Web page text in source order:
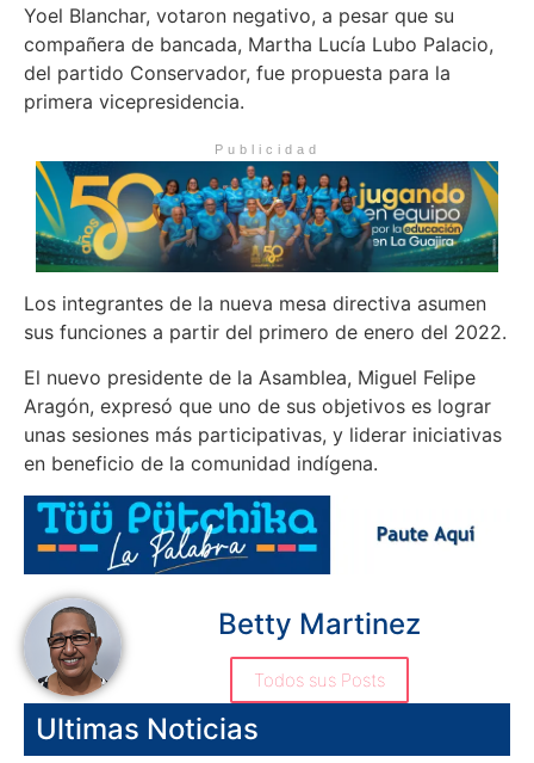
Yoel Blanchar, votaron negativo, a pesar que su
compañera de bancada, Martha Lucía Lubo Palacio,
del partido Conservador, fue propuesta para la
primera vicepresidencia.
Publicidad
Los integrantes de la nueva mesa directiva asumen
sus funciones a partir del primero de enero del 2022.
El nuevo presidente de la Asamblea, Miguel Felipe
Aragón, expresó que uno de sus objetivos es lograr
unas sesiones más participativas, y liderar iniciativas
en beneficio de la comunidad indígena.
Betty Martinez
Todos sus Posts
Ultimas Noticias